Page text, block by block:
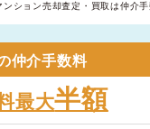
ション売却査定・買取は仲介
仲介手数料
最大半額